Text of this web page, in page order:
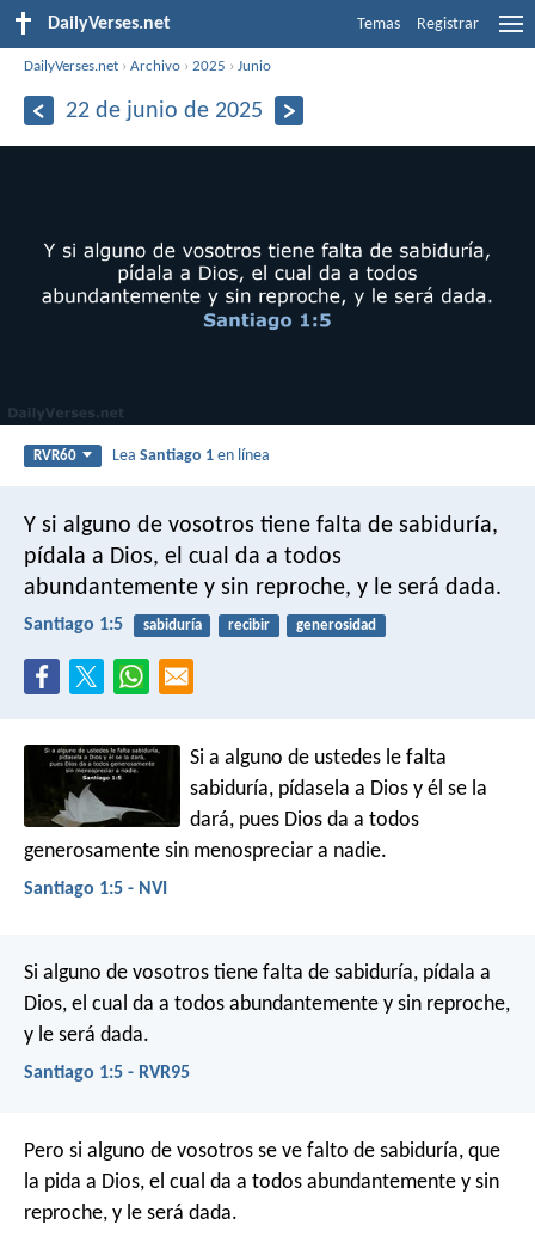
DailyVerses.net Temas Registrar
DailyVerses.net ›Archivo ›2025 ›Junio
22 de junio de 2025
RVR60 LeaSantiago 1 en línea
Y si alguno de vosotros tiene falta de sabiduría,
pídala a Dios, el cual da a todos
abundantemente y sin reproche, y le será dada.
Santiago 1:5 sabiduría recibir generosidad
Si a alguno de ustedes le falta
sabiduría, pídasela a Dios y él se la
dará, pues Dios da a todos
generosamente sin menospreciar a nadie.
Santiago 1:5 - NVI
Si alguno de vosotros tiene falta de sabiduría, pídala a
Dios, el cual da a todos abundantemente y sin reproche,
y le será dada.
Santiago 1:5 - RVR95
Pero si alguno de vosotros se ve falto de sabiduría, que
la pida a Dios, el cual da a todos abundantemente y sin
reproche, y le será dada.